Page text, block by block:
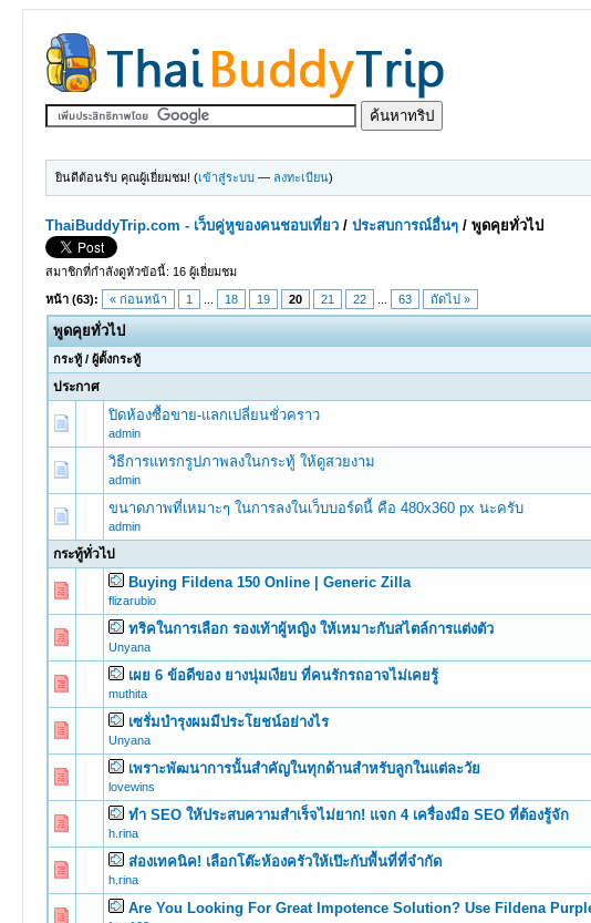
ยินดีต้อนรับ คุณผู้เยี่ยมชม! (เข้าสู่ระบบ — ลงทะเบียน)
ThaiBuddyTrip.com - เว็บคู่หูของคนชอบเที่ยว /ประสบการณ์อื่นๆ /พูดคุยทั่วไป
สมาชิกที่กำลังดูหัวข้อนี้: 16 ผู้เยี่ยมชม
หน้า (63): « ก่อนหน้า 1 18 19 20 21 22 63 ถัดไป »
พูดคุยทั่วไป
กระทู้/ ผู้ตั้งกระทู้
ประกาศ
ปิดห้องซื้อขาย-แลกเปลี่ยนชั่วคราว
admin
วิธีการแทรกรูปภาพลงในกระทู้ ให้ดูสวยงาม
admin
ขนาดภาพที่เหมาะๆ ในการลงในเว็บบอร์ดนี้ คือ 480x360 px นะครับ
admin
กระทู้ทั่วไป
Buying Fildena 150 Online | Generic Zilla
flizarubio
ทริคในการเลือก รองเท้าผู้หญิง ให้เหมาะกับสไตล์การแต่งตัว
Unyana
0 Vote(s) - 0 out of 5 in
เผย 6 ข้อดีของ ยางนุ่มเงียบ ที่คนรักรถอาจไม่เคยรู้
muthita
0 Vote(s) - 0 out of 5 in
เซรั่มบำรุงผมมีประโยชน์อย่างไร
Unyana
เพราะพัฒนาการนั้นสำคัญในทุกด้านสำหรับลูกในแต่ละวัย
lovewins
0 Vote(s) - 0 out of 5 in
ทำ SEO ให้ประสบความสำเร็จไม่ยาก! แจก 4 เครื่องมือ SEO ที่ต้องรู้จัก
h.rina
0 Vote(s) - 0 out of 5 in
12345
ส่องเทคนิค! เลือกโต๊ะห้องครัวให้เป๊ะกับพื้นที่ที่จำกัด
h.rina
0 Vote(s) - 0 out of 5 in
Are You Looking For Great Impotence Solution? Use Fildena
0 Vote(s) - 0 out of 5 in
12 3 45